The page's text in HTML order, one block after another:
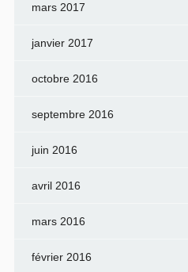
mars 2017
janvier 2017
octobre 2016
septembre 2016
juin 2016
avril 2016
mars 2016
février 2016